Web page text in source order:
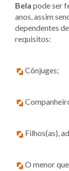
Bela pode ser
anos, assim
dependentes
requisitos:
Cônjuges;
Filhos(as),
O menor